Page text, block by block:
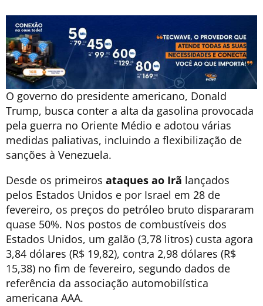
O governo do presidente americano, Donald
Trump, busca conter a alta da gasolina provocada
pela guerra no Oriente Médio e adotou várias
medidas paliativas, incluindo a flexibilização de
sanções à Venezuela.
Desde os primeiros ataques ao Irã lançados
pelos Estados Unidos e por Israel em 28 de
fevereiro, os preços do petróleo bruto dispararam
quase 50%. Nos postos de combustíveis dos
Estados Unidos, um galão (3,78 litros) custa agora
3,84 dólares (R$ 19,82), contra 2,98 dólares (R$
15,38) no fim de fevereiro, segundo dados de
referência da associação automobilística
americana AAA.